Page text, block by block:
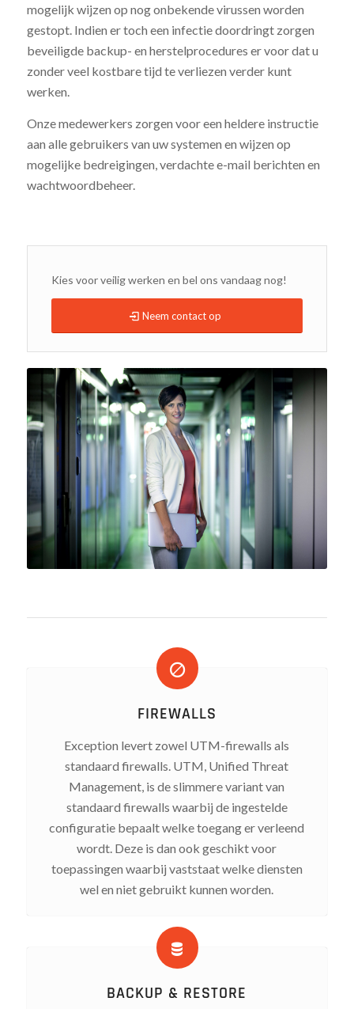
mogelijk wijzen op nog onbekende virussen worden
gestopt. Indien er toch een infectie doordringt zorgen
beveiligde backup- en herstelprocedures er voor dat u
zonder veel kostbare tijd te verliezen verder kunt
werken.
Onze medewerkers zorgen voor een heldere instructie
aan alle gebruikers van uw systemen en wijzen op
mogelijke bedreigingen, verdachte e-mail berichten en
wachtwoordbeheer.
Kies voor veilig werken en bel ons vandaag nog!
Neem contact op
FIREWALLS
Exception levert zowel UTM-firewalls als
standaard firewalls. UTM, Unified Threat
Management, is de slimmere variant van
standaard firewalls waarbij de ingestelde
configuratie bepaalt welke toegang er verleend
wordt. Deze is dan ook geschikt voor
toepassingen waarbij vaststaat welke diensten
wel en niet gebruikt kunnen worden.
BACKUP & RESTORE